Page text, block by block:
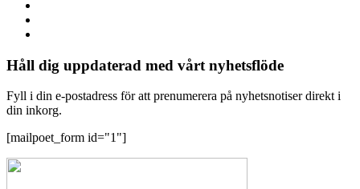
Håll dig uppdaterad med vårt nyhetsflöde
Fyll i din e-postadress för att prenumerera på nyhetsnotiser direkt i
din inkorg.
[mailpoet_form id="1"]